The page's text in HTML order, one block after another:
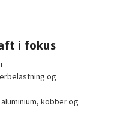
i fokus
og
kobber og